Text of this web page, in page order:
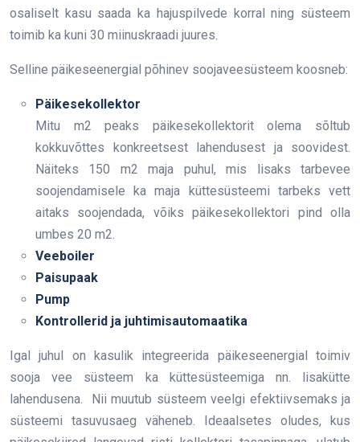
osaliselt kasu saada ka hajuspilvede korral ning süsteem
toimib ka kuni 30 miinuskraadi juures.
Selline päikeseenergial põhinev soojaveesüsteem koosneb:
Päikesekollektor
Mitu m2 peaks päikesekollektorit olema sõltub
kokkuvõttes konkreetsest lahendusest ja soovidest.
Näiteks 150 m2 maja puhul, mis lisaks tarbevee
soojendamisele ka maja küttesüsteemi tarbeks vett
aitaks soojendada, võiks päikesekollektori pind olla
umbes 20 m2.
Veeboiler
Paisupaak
Pump
Kontrollerid ja juhtimisautomaatika
Igal juhul on kasulik integreerida päikeseenergial toimiv
sooja vee süsteem ka küttesüsteemiga nn. lisakütte
lahendusena. Nii muutub süsteem veelgi efektiivsemaks ja
süsteemi tasuvusaeg väheneb. Ideaalsetes oludes, kus